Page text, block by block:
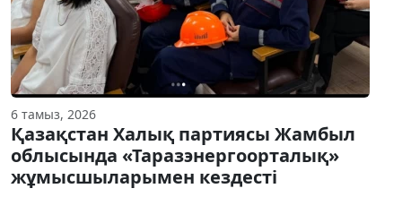
6 тамыз, 2026
Қазақстан Халық партиясы Жамбыл
облысында «Таразэнергоорталық»
жұмысшыларымен кездесті